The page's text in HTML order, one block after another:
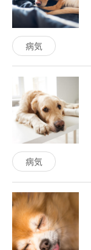
病気
病気